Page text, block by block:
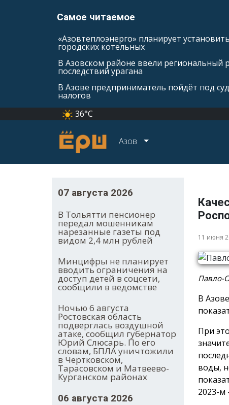
Самое читаемое
«Азовтеплоэнерго» планирует
городских котельных
В Азовском районе ввели региональный
последствий урагана
В Азове предприниматель пойдёт под
налогов
36°C
Азов
07 августа 2026
В Тольятти пенсионер
передал мошенникам
нарезанные газеты под
видом 2,4 млн рублей
Минцифры не планирует
вводить ограничения на
доступ детей в соцсети,
сообщили в ведомстве
Ночью 6 августа
Ростовская область
подверглась воздушной
атаке, сообщил губернатор
Юрий Слюсарь. По его
словам, БПЛА уничтожили
в Чертковском,
Тарасовском и Матвеево-
Курганском районах
06 августа 2026
11 июня
Павло-
В
При
воды,
2023-м